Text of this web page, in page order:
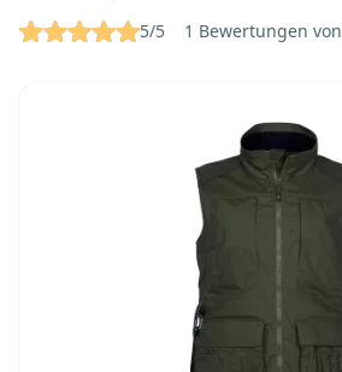
Reviews 5/5 1 Bewertungen